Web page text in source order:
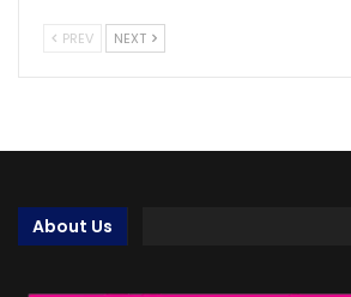
PREV NEXT
About Us